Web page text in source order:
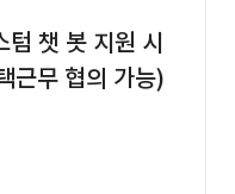
챗 봇 지원 시
무 협의 가능)